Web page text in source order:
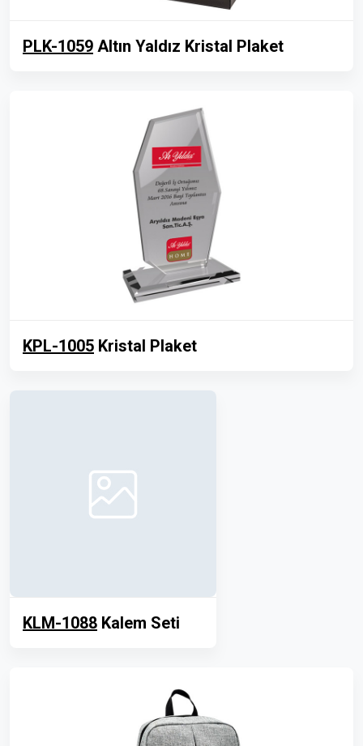
PLK-1059 Altın Yaldız Kristal Plaket
KPL-1005 Kristal Plaket
KLM-1088 Kalem Seti